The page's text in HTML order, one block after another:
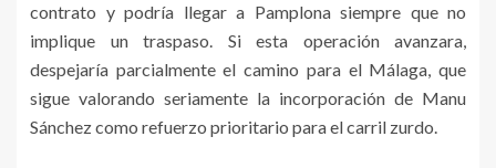
contrato y podría llegar a Pamplona siempre que no
implique un traspaso. Si esta operación avanzara,
despejaría parcialmente el camino para el Málaga, que
sigue valorando seriamente la incorporación de Manu
Sánchez como refuerzo prioritario para el carril zurdo.